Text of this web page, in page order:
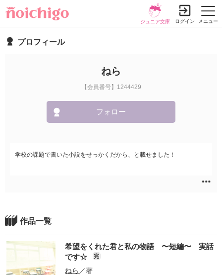
メニュー
ジュニア文庫 ログイン
プロフィール
ねら
【会員番号】1244429
フォロー
学校の課題で書いた小説をせっかくだから、と載せました！
作品一覧
希望をくれた君と私の物語 〜短編〜 実話
です☆
完
ねら ／著